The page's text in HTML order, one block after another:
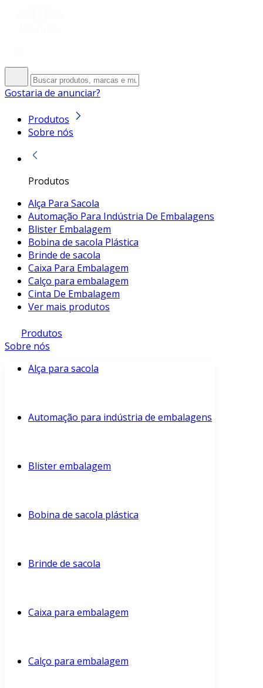
Gostaria de anunciar?
Produtos
Sobre nós
Produtos
Alça Para Sacola
Automação Para Indústria De Embalagens
Blister Embalagem
Bobina de sacola Plástica
Brinde de sacola
Caixa Para Embalagem
Calço para embalagem
Cinta De Embalagem
Ver mais produtos
Produtos
Sobre nós
Alça para sacola
Automação para indústria de embalagens
Blister embalagem
Bobina de sacola plástica
Brinde de sacola
Caixa para embalagem
Calço para embalagem